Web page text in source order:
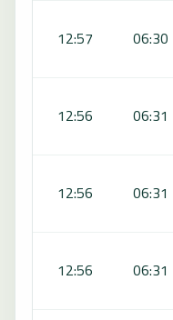
06:30
12:57
06:31
12:56
06:31
12:56
06:31
12:56